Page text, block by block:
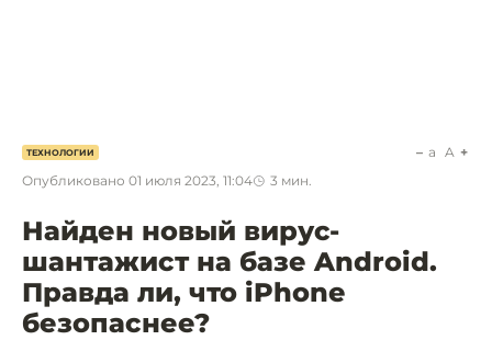
ТЕХНОЛОГИИ
Опубликовано 01 июля 2023, 11:04 3 мин.
a A
Найден новый вирус-
шантажист на базе Android.
Правда ли, что iPhone
безопаснее?